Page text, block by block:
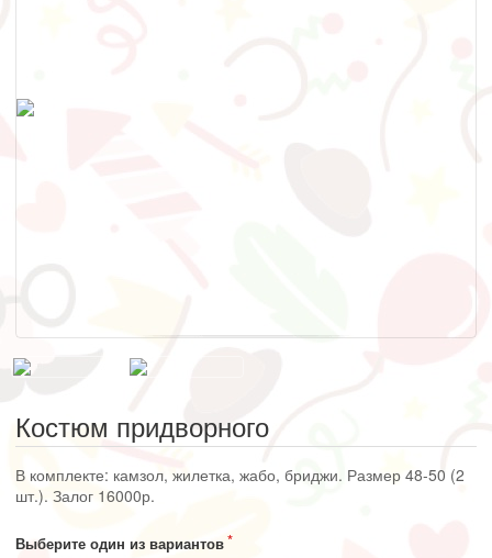
Костюм придворного
В комплекте: камзол, жилетка, жабо, бриджи. Размер 48-50 (2
шт.). Залог 16000р.
Выберите один из вариантов